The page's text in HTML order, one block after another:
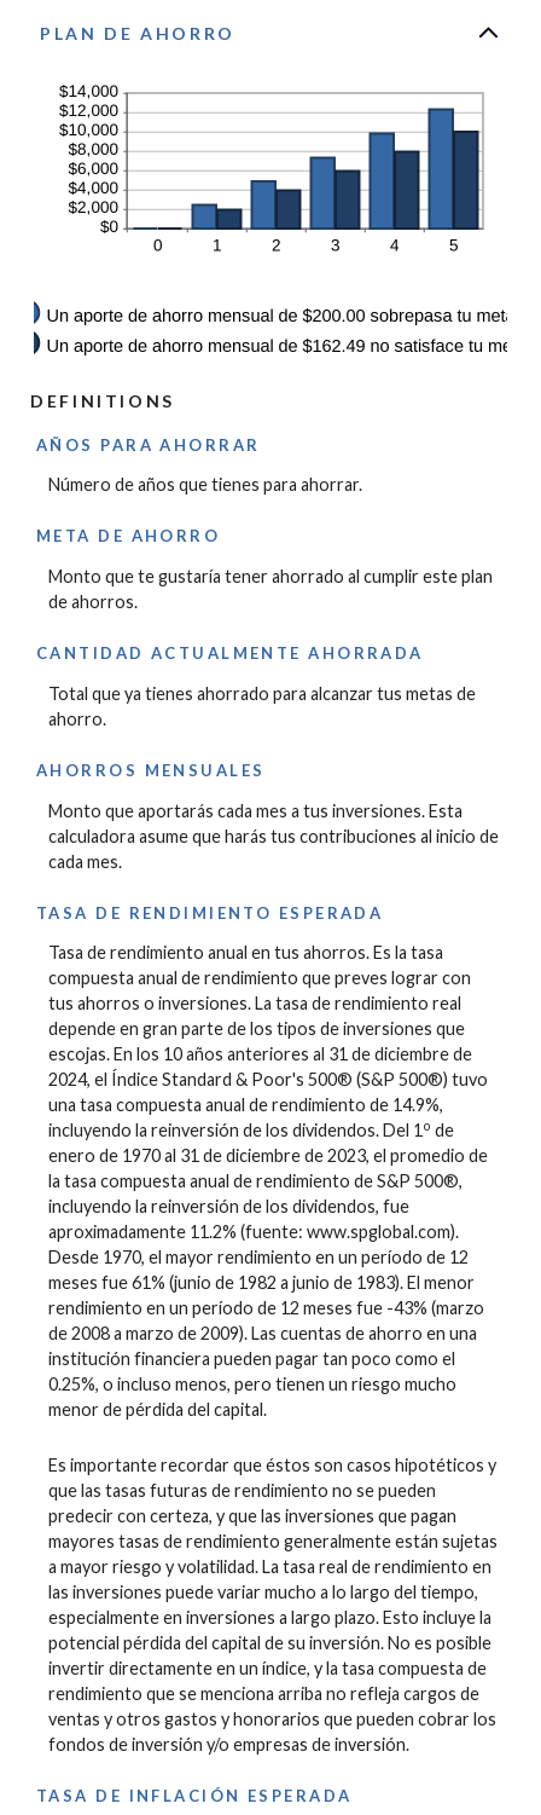
PLAN DE AHORRO
DEFINITIONS
AÑOS PARA AHORRAR
Número de años que tienes para ahorrar.
META DE AHORRO
Monto que te gustaría tener ahorrado al cumplir este plan
de ahorros.
CANTIDAD ACTUALMENTE AHORRADA
Total que ya tienes ahorrado para alcanzar tus metas de
ahorro.
AHORROS MENSUALES
Monto que aportarás cada mes a tus inversiones. Esta
calculadora asume que harás tus contribuciones al inicio de
cada mes.
TASA DE RENDIMIENTO ESPERADA
Tasa de rendimiento anual en tus ahorros. Es la tasa
compuesta anual de rendimiento que preves lograr con
tus ahorros o inversiones. La tasa de rendimiento real
depende en gran parte de los tipos de inversiones que
escojas. En los 10 años anteriores al 31 de diciembre de
2024, el Índice Standard & Poor's 500® (S&P 500®) tuvo
una tasa compuesta anual de rendimiento de 14.9%,
incluyendo la reinversión de los dividendos. Del 1 o de
enero de 1970 al 31 de diciembre de 2023, el promedio de
la tasa compuesta anual de rendimiento de S&P 500®,
incluyendo la reinversión de los dividendos, fue
aproximadamente 11.2% (fuente: www.spglobal.com).
Desde 1970, el mayor rendimiento en un período de 12
meses fue 61% (junio de 1982 a junio de 1983). El menor
rendimiento en un período de 12 meses fue -43% (marzo
de 2008 a marzo de 2009). Las cuentas de ahorro en una
institución financiera pueden pagar tan poco como el
0.25%, o incluso menos, pero tienen un riesgo mucho
menor de pérdida del capital.
Es importante recordar que éstos son casos hipotéticos y
que las tasas futuras de rendimiento no se pueden
predecir con certeza, y que las inversiones que pagan
mayores tasas de rendimiento generalmente están sujetas
a mayor riesgo y volatilidad. La tasa real de rendimiento en
las inversiones puede variar mucho a lo largo del tiempo,
especialmente en inversiones a largo plazo. Esto incluye la
potencial pérdida del capital de su inversión. No es posible
invertir directamente en un índice, y la tasa compuesta de
rendimiento que se menciona arriba no refleja cargos de
ventas y otros gastos y honorarios que pueden cobrar los
fondos de inversión y/o empresas de inversión.
TASA DE INFLACIÓN ESPERADA